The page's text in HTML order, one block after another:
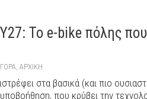
Το e-bike πόλης που
, ΑΡΧΙΚΉ
στα βασικά (και πιο
υποβοήθηση, που κρύβει την